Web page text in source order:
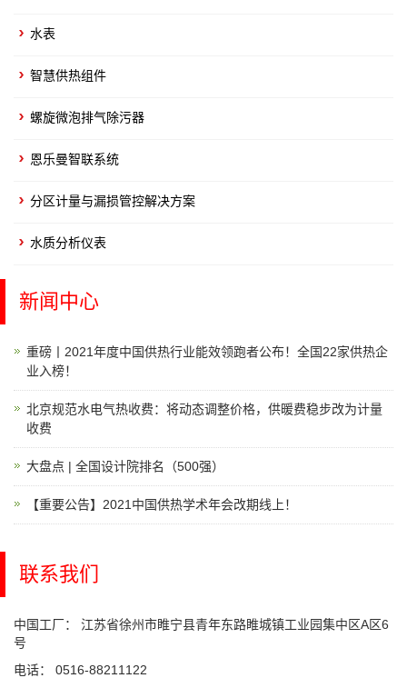
水表
智慧供热组件
螺旋微泡排气除污器
恩乐曼智联系统
分区计量与漏损管控解决方案
水质分析仪表
新闻中心
重磅丨2021年度中国供热行业能效领跑者公布！全国22家供热企
业入榜！
北京规范水电气热收费：将动态调整价格，供暖费稳步改为计量
收费
大盘点 | 全国设计院排名（500强）
【重要公告】2021中国供热学术年会改期线上！
联系我们
中国工厂： 江苏省徐州市睢宁县青年东路睢城镇工业园集中区A区6
号
电话： 0516-88211122